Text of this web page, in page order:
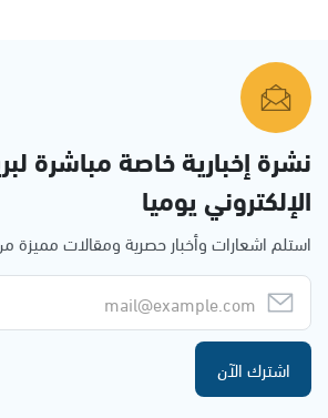
نشرة إخبارية خاصة مباشرة
الإلكتروني يوميا
استلم اشعارات وأخبار حصرية ومقالات
اشترك الآن